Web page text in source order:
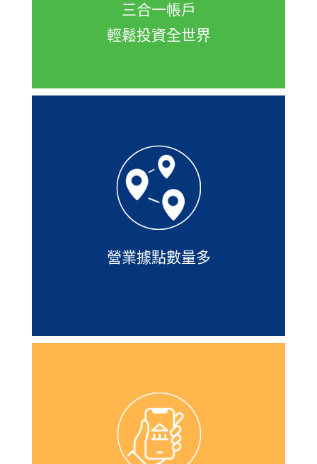
三合一帳戶
輕鬆投資全世界
營業據點數量多
全台71間分公司，擁有優質專人服務，
並且網站還有據點查詢及臨櫃預約服
務，讓您臨時有事可以安全尋求協助。
隨身e策略是凱基證券評價超好的一款
APP，不但介面設計很乾淨，資訊整理
功能強大，方便新手看盤不苦惱，實際